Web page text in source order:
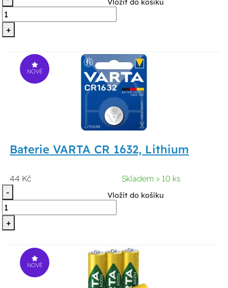
+
Vložit do košíku
NOVÉ
Baterie VARTA CR 1632, Lithium
44 Kč
Skladem > 10 ks
-
+
Vložit do košíku
NOVÉ